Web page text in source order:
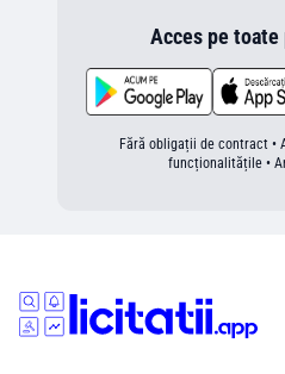
Acces pe
Fără obligații de contract •
funcționalitățile •